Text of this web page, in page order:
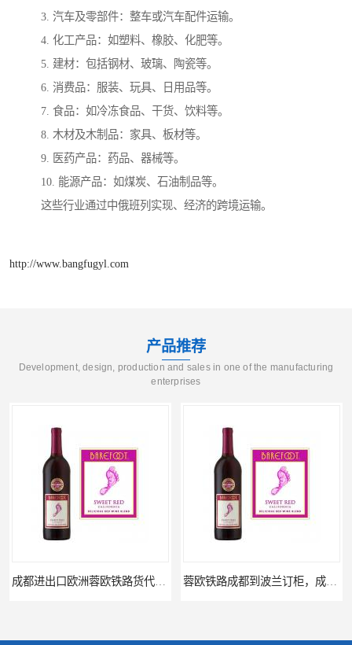
3. 汽车及零部件：整车或汽车配件运输。
4. 化工产品：如塑料、橡胶、化肥等。
5. 建材：包括钢材、玻璃、陶瓷等。
6. 消费品：服装、玩具、日用品等。
7. 食品：如冷冻食品、干货、饮料等。
8. 木材及木制品：家具、板材等。
9. 医药产品：药品、器械等。
10. 能源产品：如煤炭、石油制品等。
这些行业通过中俄班列实现、经济的跨境运输。
http://www.bangfugyl.com
产品推荐
Development, design, production and sales in one of the manufacturing
enterprises
成都进出口欧洲蓉欧铁路货代公司，蓉欧清关运输 蓉欧铁路成都到波兰订柜，成都蓉欧铁路运输代理